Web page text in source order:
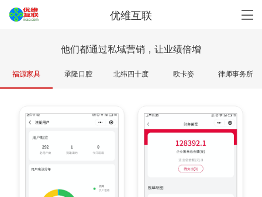
优维互联
他们都通过私域营销，让业绩倍增
福源家具 承隆口腔 北纬四十度 欧卡姿 律师事务所